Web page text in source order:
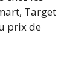
Target
prix de